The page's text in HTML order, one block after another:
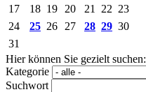
17
18 19 20 21 22 23
24
25 26 27 28 29 30
31
Hier können Sie gezielt suchen:
Kategorie
Suchwort